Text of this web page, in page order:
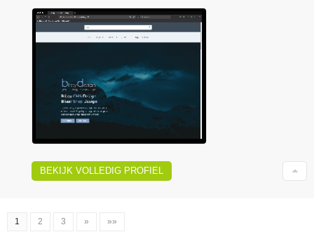
BEKIJK VOLLEDIG PROFIEL
1 2 3 » »»